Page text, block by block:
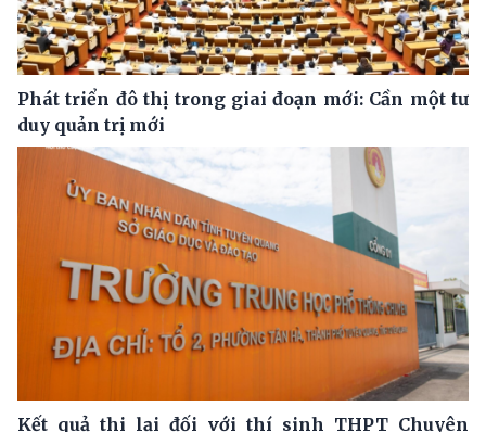
Phát triển đô thị trong giai đoạn mới: Cần một tư
duy quản trị mới
Kết quả thi lại đối với thí sinh THPT Chuyên